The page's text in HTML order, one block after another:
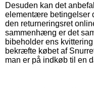
Desuden kan det
elementære betingelser
den returneringsret
sammenhæng er det
bibeholder ens
bekræfte købet af
man er på indkøb til en